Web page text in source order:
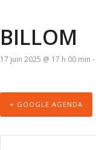
BILLOM
17 juin 2025 @ 17 h 00 min -
+ GOOGLE AGENDA